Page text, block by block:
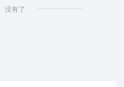
没有了